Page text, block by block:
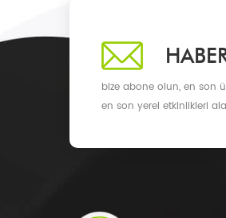
bize abone olun, en son
en son yerel etkinlikleri